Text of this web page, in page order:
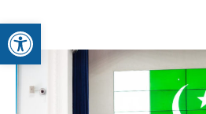
Открыть панель инструментов